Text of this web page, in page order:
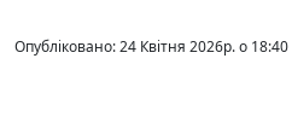
Опубліковано: 24 Квітня 2026р. о 18:40